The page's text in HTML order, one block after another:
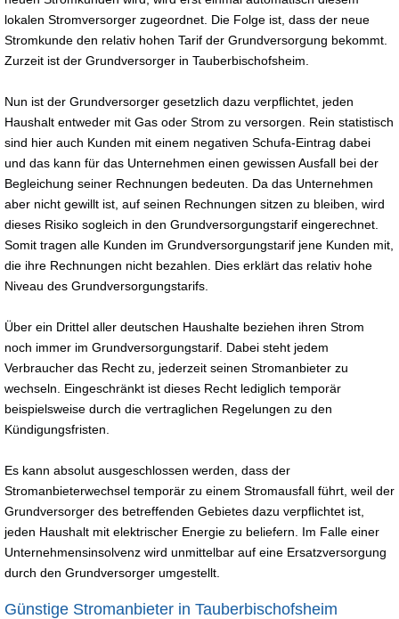
lokalen Stromversorger zugeordnet. Die Folge ist, dass der neue
Stromkunde den relativ hohen Tarif der Grundversorgung bekommt.
Zurzeit ist der Grundversorger in Tauberbischofsheim.
Nun ist der Grundversorger gesetzlich dazu verpflichtet, jeden
Haushalt entweder mit Gas oder Strom zu versorgen. Rein statistisch
sind hier auch Kunden mit einem negativen Schufa-Eintrag dabei
und das kann für das Unternehmen einen gewissen Ausfall bei der
Begleichung seiner Rechnungen bedeuten. Da das Unternehmen
aber nicht gewillt ist, auf seinen Rechnungen sitzen zu bleiben, wird
dieses Risiko sogleich in den Grundversorgungstarif eingerechnet.
Somit tragen alle Kunden im Grundversorgungstarif jene Kunden mit,
die ihre Rechnungen nicht bezahlen. Dies erklärt das relativ hohe
Niveau des Grundversorgungstarifs.
Über ein Drittel aller deutschen Haushalte beziehen ihren Strom
noch immer im Grundversorgungstarif. Dabei steht jedem
Verbraucher das Recht zu, jederzeit seinen Stromanbieter zu
wechseln. Eingeschränkt ist dieses Recht lediglich temporär
beispielsweise durch die vertraglichen Regelungen zu den
Kündigungsfristen.
Es kann absolut ausgeschlossen werden, dass der
Stromanbieterwechsel temporär zu einem Stromausfall führt, weil der
Grundversorger des betreffenden Gebietes dazu verpflichtet ist,
jeden Haushalt mit elektrischer Energie zu beliefern. Im Falle einer
Unternehmensinsolvenz wird unmittelbar auf eine Ersatzversorgung
durch den Grundversorger umgestellt.
Günstige Stromanbieter in Tauberbischofsheim